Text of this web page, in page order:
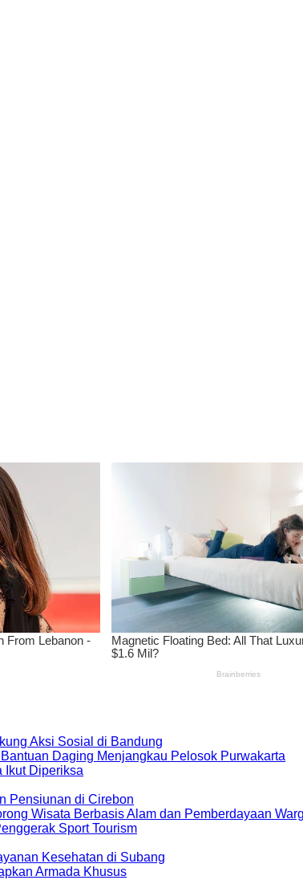
Aksi Sosial di Bandung
Daging Menjangkau Pelosok Purwakarta
Ikut Diperiksa
Pensiunan di Cirebon
Wisata Berbasis Alam dan Pemberdayaan
Sport Tourism
Kesehatan di Subang
Armada Khusus